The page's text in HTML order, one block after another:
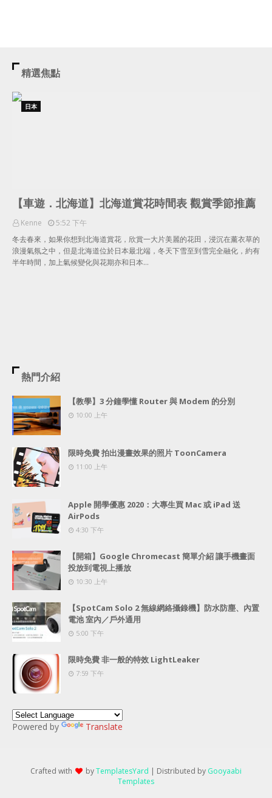
精選焦點
日本
【車遊．北海道】北海道賞花時間表 觀賞季節推薦
Kenne
5:52 下午
冬去春來，如果你想到北海道賞花，欣賞一大片美麗的花田，浸沉在薰衣草的
浪漫氣氛之中，但是北海道位於日本最北端，冬天下雪至到雪完全融化，約有
半年時間，加上氣候變化與花期亦和日本…
熱門介紹
【教學】3 分鐘學懂 Router 與 Modem 的分別
10:00 上午
限時免費 拍出漫畫效果的照片 ToonCamera
11:00 上午
Apple 開學優惠 2020：大專生買 Mac 或 iPad 送
AirPods
4:30 下午
【開箱】Google Chromecast 簡單介紹 讓手機畫面
投放到電視上播放
10:30 上午
【SpotCam Solo 2 無線網絡攝錄機】防水防塵、內置
電池 室內／戶外通用
5:00 下午
限時免費 非一般的特效 LightLeaker
7:59 下午
Powered by Translate
Crafted with byTemplatesYard | Distributed by Gooyaabi
Templates